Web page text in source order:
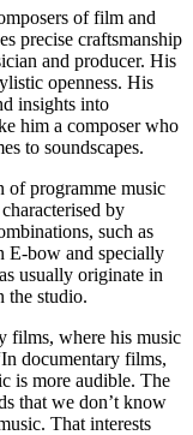
of film and
precise craftsmanship
and producer. His
openness. His
insights into
him a composer who
to soundscapes.
of programme music
by
such as
E-bow and specially
usually originate in
the studio.
films, where his music
documentary films,
is more audible. The
that we don’t know
That interests